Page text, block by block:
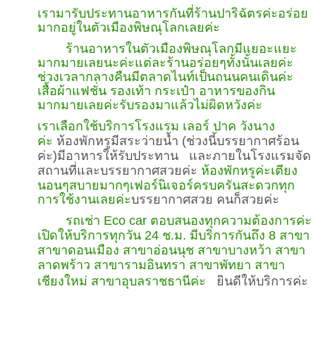
เรามารับประทานอาหารกันที่ร้านปาริฉัตรค่ะอร่อย
มากอยู่ในตัวเมืองพิษณุโลกเลยค่ะ
ร้านอาหารในตัวเมืองพิษณุโลกมีแยอะแยะ
มากมายเลยนะค่ะแต่ละร้านอร่อยๆทั้งนั้นเลยค่ะ
ช่วงเวลากลางคืนมีตลาดไนท์เป็นถนนคนเดินค่ะ
เสื้อผ้าแฟชั่น รองเท้า กระเป๋า อาหารของกิน
มากมายเลยค่ะรับรองมาแล้วไม่ผิดหวังค่ะ
เราเลือกใช้บริการโรงแรม เลอร์ ปาค วังนาง
ค่ะ ห้องพักหรูมีสระว่ายน้ำ (ช่วงนี้บรรยากาศร้อน
ค่ะ)มีอาหารให้รับประทาน และภายในโรงแรมจัด
สถานที่และบรรยากาศสวยค่ะ ห้องพักหรูค่ะเตียง
นอนๆสบายมากๆเฟอร์นิเจอร์ครบครันสะดวกทุก
การใช้งานเลยค่ะบรรยากาศสวย คนก็สวยค่ะ
รถเช่า Eco carตอบสนองทุกความต้องการค่ะ
เปิดให้บริการทุกวัน 24 ช.ม. มีบริการกันถึง 8 สาขา
สาขาดอนเมือง สาขาอ่อนนุช สาขาบางหว้า สาขา
ลาดพร้าว สาขารามอินทรา สาขาพัทยา สาขา
เชียงใหม่ สาขาอุบลราชธานีค่ะ ยินดีให้บริการค่ะ